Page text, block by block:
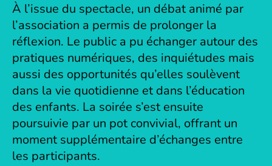
À l’issue du spectacle, un débat animé par
l’association a permis de prolonger la
réflexion. Le public a pu échanger autour des
pratiques numériques, des inquiétudes mais
aussi des opportunités qu’elles soulèvent
dans la vie quotidienne et dans l’éducation
des enfants. La soirée s’est ensuite
poursuivie par un pot convivial, offrant un
moment supplémentaire d’échanges entre
les participants.